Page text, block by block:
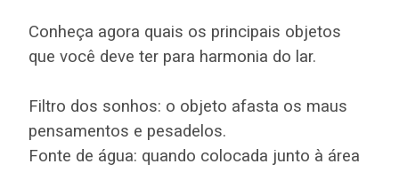
Conheça agora quais os principais objetos
que você deve ter para harmonia do lar.
Filtro dos sonhos: o objeto afasta os maus
pensamentos e pesadelos.
Fonte de água: quando colocada junto à área